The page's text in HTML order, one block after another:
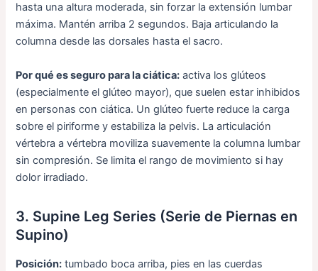
hasta una altura moderada, sin forzar la extensión lumbar
máxima. Mantén arriba 2 segundos. Baja articulando la
columna desde las dorsales hasta el sacro.
Por qué es seguro para la ciática: activa los glúteos
(especialmente el glúteo mayor), que suelen estar inhibidos
en personas con ciática. Un glúteo fuerte reduce la carga
sobre el piriforme y estabiliza la pelvis. La articulación
vértebra a vértebra moviliza suavemente la columna lumbar
sin compresión. Se limita el rango de movimiento si hay
dolor irradiado.
3. Supine Leg Series (Serie de Piernas en
Supino)
Posición: tumbado boca arriba, pies en las cuerdas